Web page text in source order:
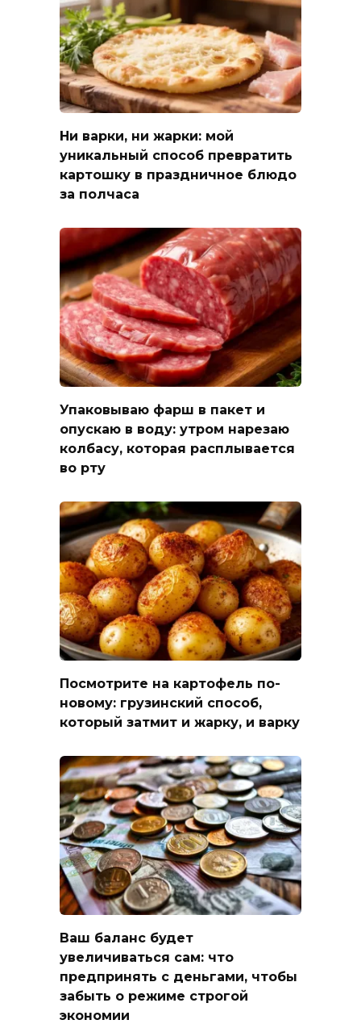
Ни варки, ни жарки: мой
уникальный способ превратить
картошку в праздничное блюдо
за полчаса
Упаковываю фарш в пакет и
опускаю в воду: утром нарезаю
колбасу, которая расплывается
во рту
Посмотрите на картофель по-
новому: грузинский способ,
который затмит и жарку, и варку
Ваш баланс будет
увеличиваться сам: что
предпринять с деньгами, чтобы
забыть о режиме строгой
экономии